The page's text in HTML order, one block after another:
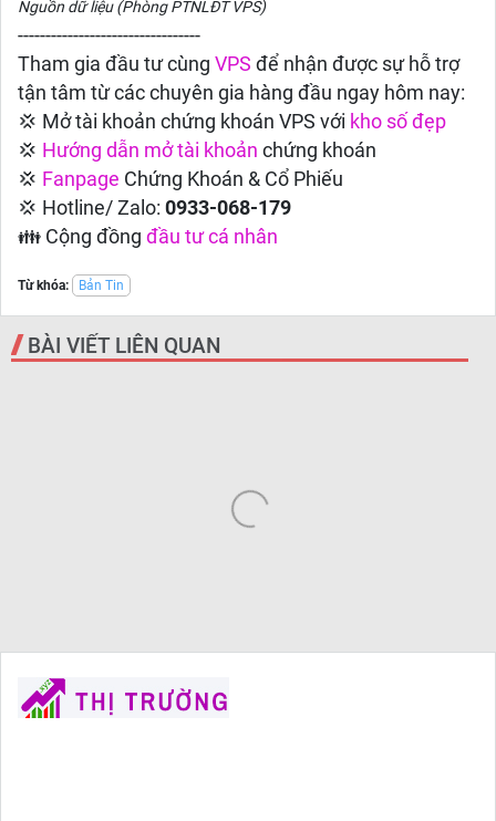
Nguồn dữ liệu (Phòng PTNLĐT VPS)
---------------------------------
Tham gia đầu tư cùng VPS để nhận được sự hỗ trợ
tận tâm từ các chuyên gia hàng đầu ngay hôm nay:
💢 Mở tài khoản chứng khoán VPS với kho số đẹp
💢 Hướng dẫn mở tài khoản chứng khoán
💢 Fanpage Chứng Khoán & Cổ Phiếu
💢 Hotline/ Zalo: 0933-068-179
👪 Cộng đồng đầu tư cá nhân
Từ khóa: Bản Tin
BÀI VIẾT LIÊN QUAN